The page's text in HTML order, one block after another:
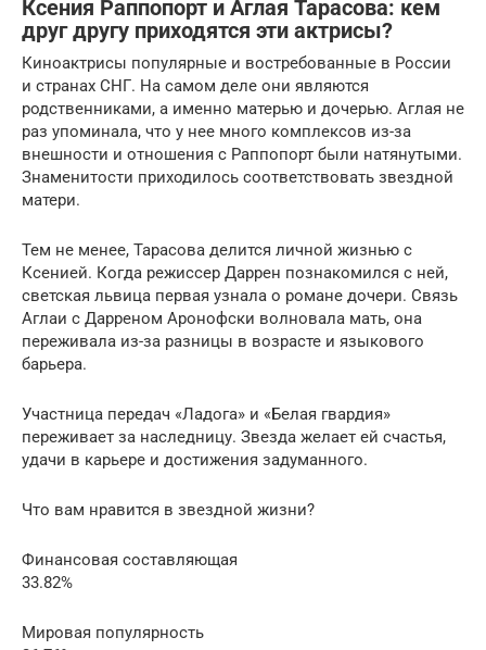
Ксения Раппопорт и Аглая Тарасова: кем
друг другу приходятся эти актрисы?
Киноактрисы популярные и востребованные в России
и странах СНГ. На самом деле они являются
родственниками, а именно матерью и дочерью. Аглая не
раз упоминала, что у нее много комплексов из-за
внешности и отношения с Раппопорт были натянутыми.
Знаменитости приходилось соответствовать звездной
матери.
Тем не менее, Тарасова делится личной жизнью с
Ксенией. Когда режиссер Даррен познакомился с ней,
светская львица первая узнала о романе дочери. Связь
Аглаи с Дарреном Аронофски волновала мать, она
переживала из-за разницы в возрасте и языкового
барьера.
Участница передач «Ладога» и «Белая гвардия»
переживает за наследницу. Звезда желает ей счастья,
удачи в карьере и достижения задуманного.
Что вам нравится в звездной жизни?
Финансовая составляющая
33.82%
Мировая популярность